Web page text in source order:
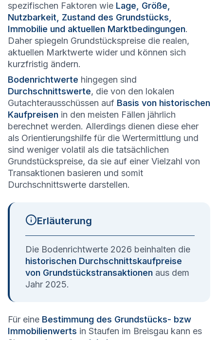
spezifischen Faktoren wie Lage, Größe,
Nutzbarkeit, Zustand des Grundstücks,
Immobilie und aktuellen Marktbedingungen.
Daher spiegeln Grundstückspreise die realen,
aktuellen Marktwerte wider und können sich
kurzfristig ändern.
Bodenrichtwerte hingegen sind
Durchschnittswerte, die von den lokalen
Gutachterausschüssen auf Basis von historischen
Kaufpreisen in den meisten Fällen jährlich
berechnet werden. Allerdings dienen diese eher
als Orientierungshilfe für die Wertermittlung und
sind weniger volatil als die tatsächlichen
Grundstückspreise, da sie auf einer Vielzahl von
Transaktionen basieren und somit
Durchschnittswerte darstellen.
Erläuterung
Die Bodenrichtwerte 2026 beinhalten die
historischen Durchschnittskaufpreise
von Grundstückstransaktionen aus dem
Jahr 2025.
Für eine Bestimmung des Grundstücks- bzw
Immobilienwerts in Staufen im Breisgau kann es